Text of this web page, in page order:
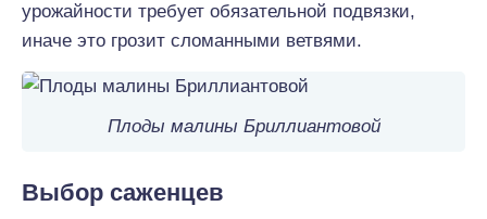
урожайности требует обязательной подвязки,
иначе это грозит сломанными ветвями.
Плоды малины Бриллиантовой
Выбор саженцев